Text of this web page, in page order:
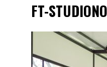
EL
FT-